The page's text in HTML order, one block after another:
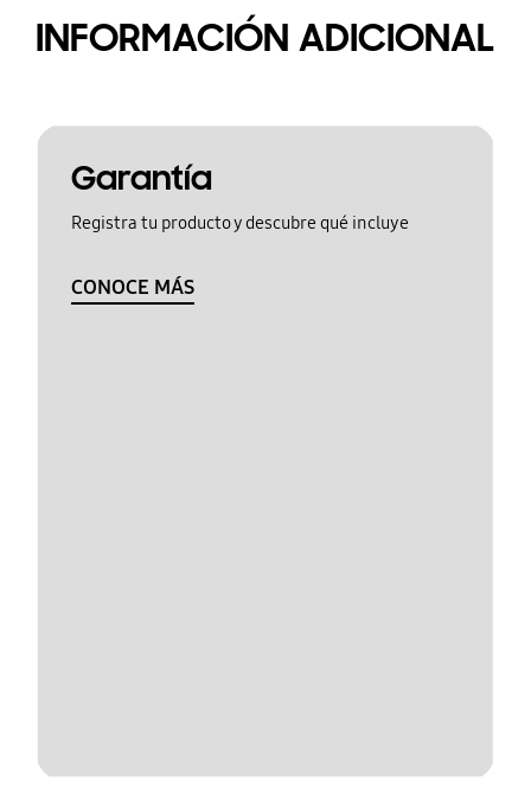
INFORMACIÓN ADICIONAL
Garantía
Registra tu producto y descubre qué incluye
CONOCE MÁS